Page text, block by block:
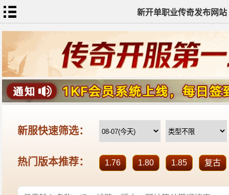
新开单职业传奇发布网站
网
站
首
页
单
职
业
传
奇
迷
失
传
奇
神
器
单
职
业
打
金
传
奇
sf
新
开
单
职
业
传
奇
全
站
标
签